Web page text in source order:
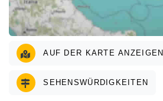
AUF DER KARTE ANZEIGEN
SEHENSWÜRDIGKEITEN